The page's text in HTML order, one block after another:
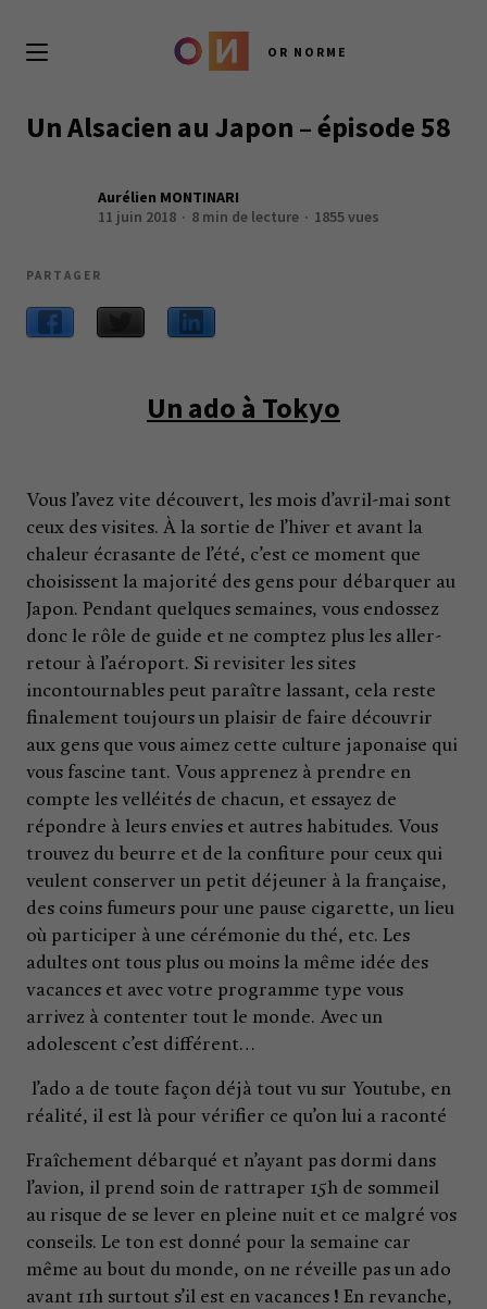
OR NORME
Un Alsacien au Japon – épisode 58
Aurélien MONTINARI
11 juin 2018
8 min de lecture 1855 vues
PARTAGER
Un ado à Tokyo
Vous l’avez vite découvert, les mois d’avril-mai sont
ceux des visites. À la sortie de l’hiver et avant la
chaleur écrasante de l’été, c’est ce moment que
choisissent la majorité des gens pour débarquer au
Japon. Pendant quelques semaines, vous endossez
donc le rôle de guide et ne comptez plus les aller-
retour à l’aéroport. Si revisiter les sites
incontournables peut paraître lassant, cela reste
finalement toujours un plaisir de faire découvrir
aux gens que vous aimez cette culture japonaise qui
vous fascine tant. Vous apprenez à prendre en
compte les velléités de chacun, et essayez de
répondre à leurs envies et autres habitudes. Vous
trouvez du beurre et de la confiture pour ceux qui
veulent conserver un petit déjeuner à la française,
des coins fumeurs pour une pause cigarette, un lieu
où participer à une cérémonie du thé, etc. Les
adultes ont tous plus ou moins la même idée des
vacances et avec votre programme type vous
arrivez à contenter tout le monde. Avec un
adolescent c’est différent…
l’ado a de toute façon déjà tout vu sur Youtube, en
réalité, il est là pour vérifier ce qu’on lui a raconté
Fraîchement débarqué et n’ayant pas dormi dans
l’avion, il prend soin de rattraper 15h de sommeil
au risque de se lever en pleine nuit et ce malgré vos
conseils. Le ton est donné pour la semaine car
même au bout du monde, on ne réveille pas un ado
avant 11h surtout s’il est en vacances ! En revanche,